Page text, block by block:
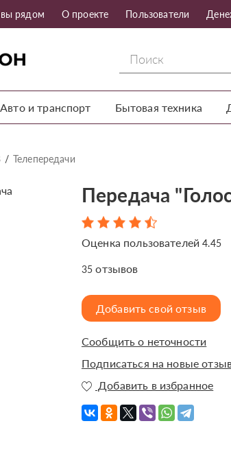
рядом О проекте Пользователи
Авто и транспорт Бытовая техника
Телепередачи
Передача
Оценка пользователей4.45
35 отзывов
Добавить свой отзыв
Сообщить о неточности
Подписаться на новые
Добавить в избранное